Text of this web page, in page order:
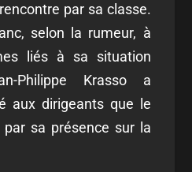
par sa classe.
selon la rumeur, à
liés à sa situation
Philippe Krasso a
aux dirigeants que le
sa présence sur la